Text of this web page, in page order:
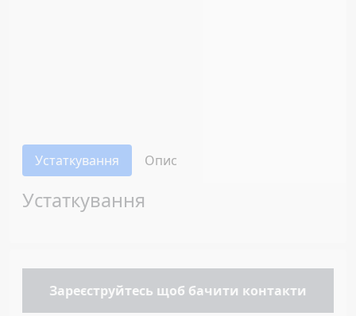
Устаткування Опис
Устаткування
Зареєструйтесь щоб бачити контакти